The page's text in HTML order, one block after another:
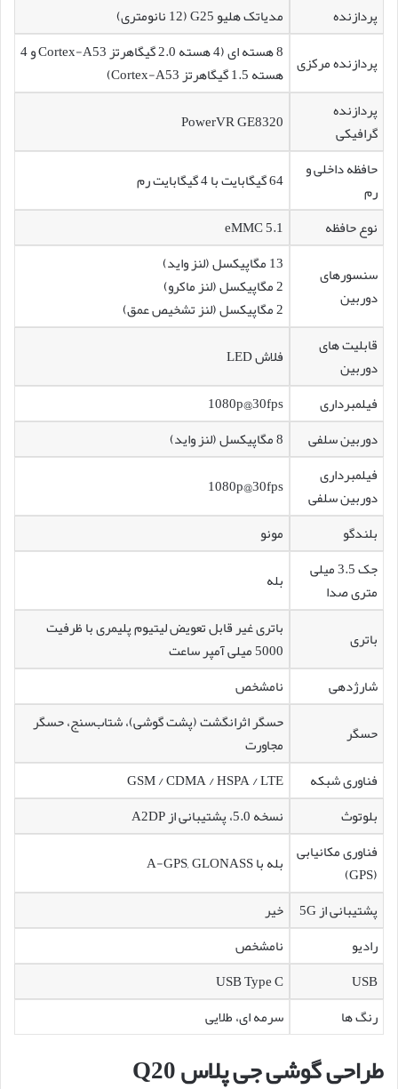
پردازنده
مدیاتک هلیو G25 (12 نانومتری)
پردازنده مرکزی
8 هسته ای (4 هسته 2.0 گیگاهرتز Cortex-A53 و 4
هسته 1.5 گیگاهرتز Cortex-A53)
پردازنده
گرافیکی
PowerVR GE8320
حافظه داخلی و
رم
64 گیگابایت با 4 گیگابایت رم
نوع حافظه
eMMC 5.1
سنسورهای
دوربین
13 مگاپیکسل (لنز واید)
2 مگاپیکسل (لنز ماکرو)
2 مگاپیکسل (لنز تشخیص عمق)
قابلیت های
دوربین
فلاش LED
فیلمبرداری
1080p@30fps
دوربین سلفی
8 مگاپیکسل (لنز واید)
فیلمبرداری
دوربین سلفی
1080p@30fps
بلندگو
مونو
جک 3.5 میلی
متری صدا
بله
باتری
باتری غیر قابل تعویض لیتیوم پلیمری با ظرفیت
5000 میلی آمپر ساعت
شارژدهی
نامشخص
حسگر
حسگر اثرانگشت (پشت گوشی)، شتاب‌سنج، حسگر
مجاورت
فناوری شبکه
GSM / CDMA / HSPA / LTE
بلوتوث
نسخه 5.0، پشتیبانی از A2DP
فناوری مکانیابی
(GPS)
بله با A-GPS, GLONASS
پشتیبانی از 5G
خیر
رادیو
نامشخص
USB
USB Type C
رنگ ها
سرمه ای، طلایی
طراحی گوشی جی پلاس Q20